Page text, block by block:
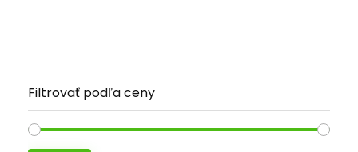
Filtrovať podľa ceny